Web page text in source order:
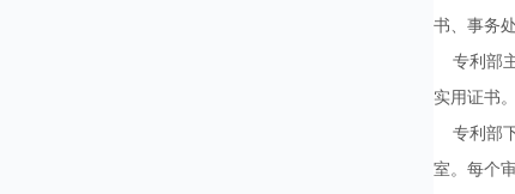
书、事务处
专利部主
实用证书
专利部下
室。每个